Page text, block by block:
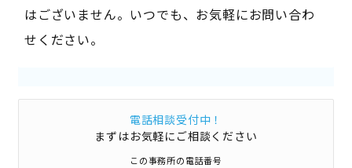
はございません。いつでも、お気軽にお問い合わ
せください。
電話相談受付中！
まずはお気軽にご相談ください
この事務所の電話番号